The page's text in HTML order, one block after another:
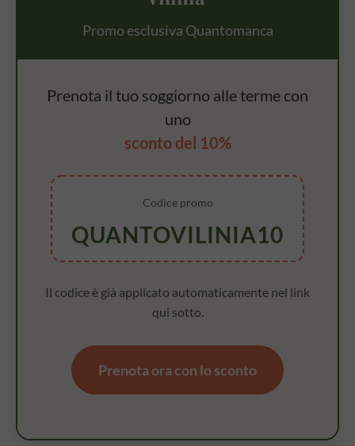
Promo esclusiva Quantomanca
Prenota il tuo soggiorno alle terme con
uno
sconto del 10%
Codice promo
QUANTOVILINIA10
Il codice è già applicato automaticamente nel link
qui sotto.
Prenota ora con lo sconto